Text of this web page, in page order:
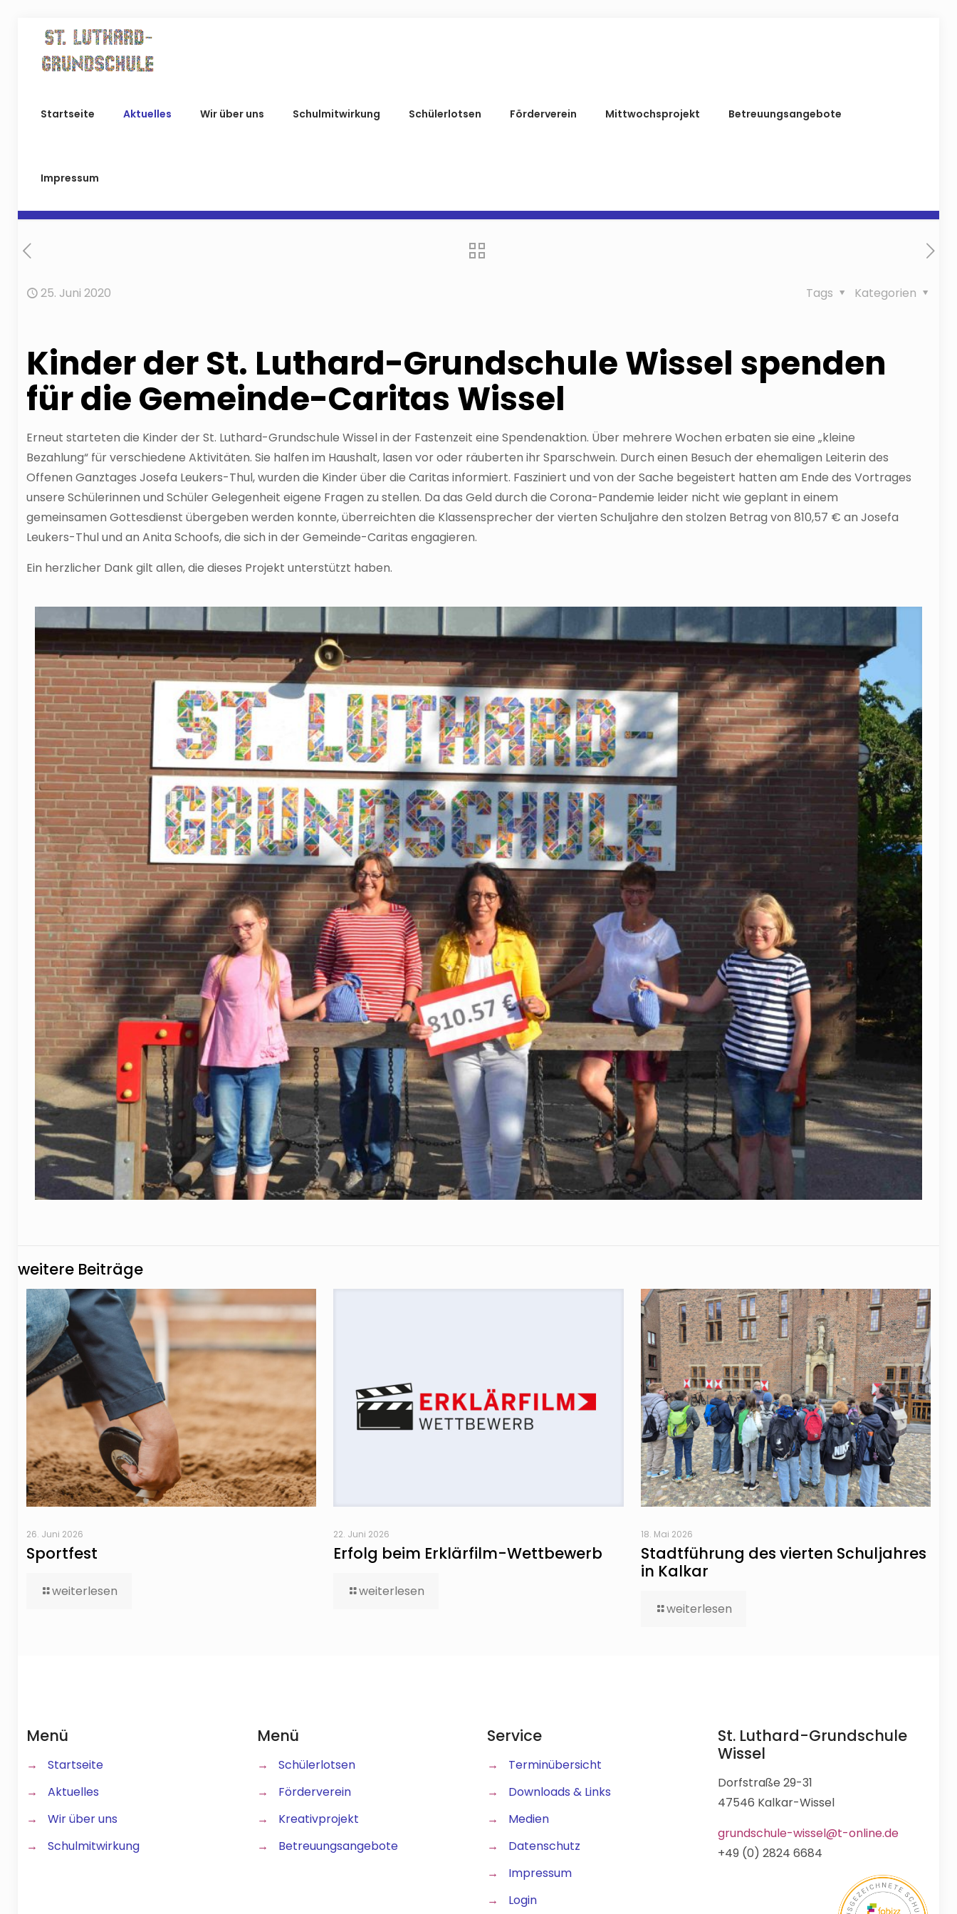
Startseite Aktuelles Wir über uns Schulmitwirkung Schülerlotsen Förderverein Mittwochsprojekt Betreuungsangebote
Impressum
25. Juni 2020 Kategorien
Tags
Kinder der St. Luthard-Grundschule Wissel spenden
für die Gemeinde-Caritas Wissel
Erneut starteten die Kinder der St. Luthard-Grundschule Wissel in der Fastenzeit eine Spendenaktion. Über mehrere Wochen erbaten sie eine „kleine
Bezahlung“ für verschiedene Aktivitäten. Sie halfen im Haushalt, lasen vor oder räuberten ihr Sparschwein. Durch einen Besuch der ehemaligen Leiterin des
Offenen Ganztages Josefa Leukers-Thul, wurden die Kinder über die Caritas informiert. Fasziniert und von der Sache begeistert hatten am Ende des Vortrages
unsere Schülerinnen und Schüler Gelegenheit eigene Fragen zu stellen. Da das Geld durch die Corona-Pandemie leider nicht wie geplant in einem
gemeinsamen Gottesdienst übergeben werden konnte, überreichten die Klassensprecher der vierten Schuljahre den stolzen Betrag von 810,57 € an Josefa
Leukers-Thul und an Anita Schoofs, die sich in der Gemeinde-Caritas engagieren.
Ein herzlicher Dank gilt allen, die dieses Projekt unterstützt haben.
weitere Beiträge
26. Juni 2026
Sportfest
weiterlesen
22. Juni 2026
Erfolg beim Erklärfilm-Wettbewerb
weiterlesen
18. Mai 2026
Stadtführung des vierten Schuljahres
in Kalkar
weiterlesen
Menü
→
Startseite
→
Aktuelles
→
Wir über uns
→
Schulmitwirkung
Menü
→
Schülerlotsen
→
Förderverein
→
Kreativprojekt
→
Betreuungsangebote
Service
→
Terminübersicht
→
Downloads & Links
→
Medien
→
Datenschutz
→
Impressum
→
Login
St. Luthard-Grundschule
Wissel
Dorfstraße 29-31
47546 Kalkar-Wissel
grundschule-wissel@t-online.de
+49 (0) 2824 6684